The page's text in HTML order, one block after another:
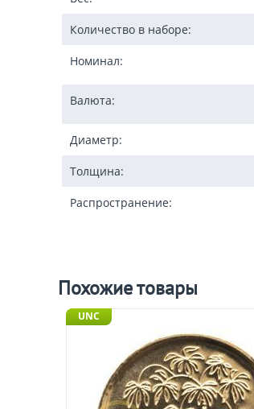
Количество в наборе:
Номинал:
Валюта:
Диаметр:
Толщина:
Распространение:
Похожие товары
UNC